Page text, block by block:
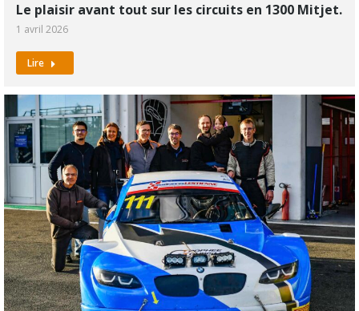
Le plaisir avant tout sur les circuits en 1300 Mitjet.
1 avril 2026
Lire